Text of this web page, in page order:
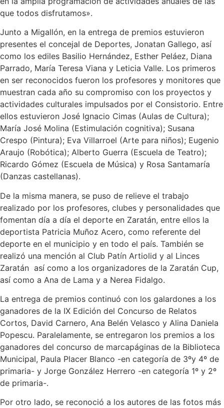
que todos disfrutamos».
Junto a Migallón, en la entrega de premios estuvieron
presentes el concejal de Deportes, Jonatan Gallego, así
como los ediles Basilio Hernández, Esther Peláez, Diana
Parrado, María Teresa Viana y Leticia Valle. Los primeros
en ser reconocidos fueron los profesores y monitores que
muestran cada año su compromiso con los proyectos y
actividades culturales impulsados por el Consistorio. Entre
ellos estuvieron José Ignacio Cimas (Aulas de Cultura);
María José Molina (Estimulación cognitiva); Susana
Crespo (Pintura); Eva Villarroel (Arte para niños); Eugenio
Araujo (Robótica); Alberto Guerra (Escuela de Teatro);
Ricardo Gómez (Escuela de Música) y Rosa Santamaría
(Danzas castellanas).
De la misma manera, se puso de relieve el trabajo
realizado por los profesores, clubes y personalidades que
fomentan día a día el deporte en Zaratán, entre ellos la
deportista Patricia Muñoz Acero, como referente del
deporte en el municipio y en todo el país. También se
realizó una mención al Club Patín Artiolid y al Linces
Zaratán así como a los organizadores de la Zaratán Cup,
así como a Ana de Lama y a Nerea Fidalgo.
La entrega de premios continuó con los galardones a los
ganadores de la IX Edición del Concurso de Relatos
Cortos, David Carnero, Ana Belén Velasco y Alina Daniela
Popescu. Paralelamente, se entregaron los premios a los
ganadores del concurso de marcapáginas de la Biblioteca
Municipal, Paula Placer Blanco -en categoría de 3ºy 4º de
primaria- y Jorge González Herrero -en categoría 1º y 2º
de primaria-.
Por otro lado, se reconoció a los autores de las fotos más